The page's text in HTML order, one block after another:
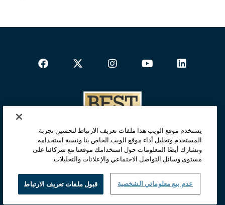
الصفحة الرئيسية
يستخدم موقع الويب هذا ملفات تعريف الارتباط لتحسين تجربة
المستخدم وتحليل أداء موقع الويب الخاص بنا ونسبة استخدامه.
ونشارك أيضًا المعلومات حول استخدامك موقعنا مع شركائنا على
مستوى وسائل التواصل الاجتماعي والإعلانات والتحليلات.
قبول ملفات تعريف الارتباط عدم بيع معلوماتي الشخصية